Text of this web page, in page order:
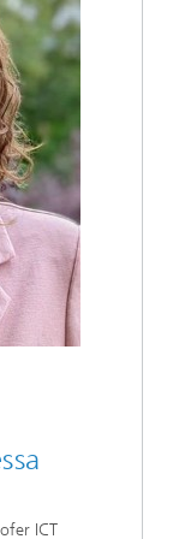
ICT